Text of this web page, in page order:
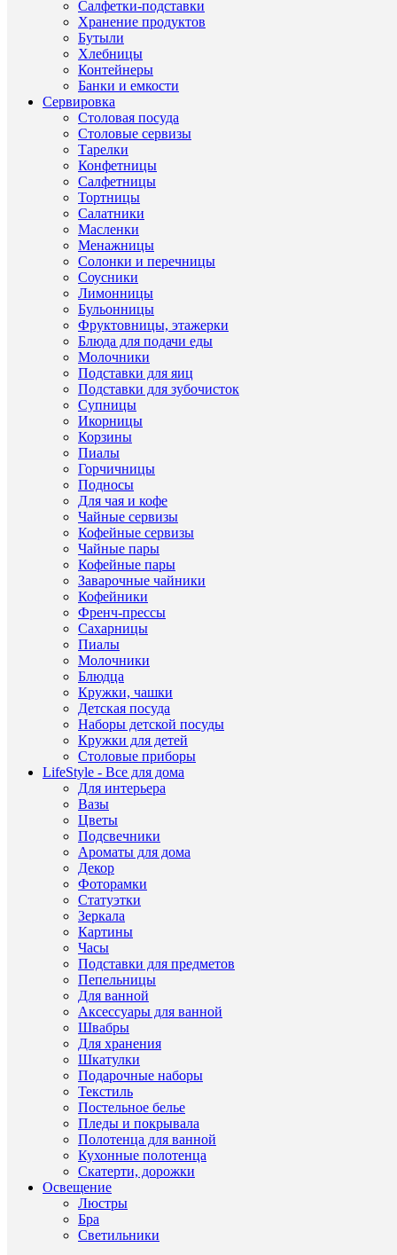
Салфетки-подставки
Хранение продуктов
Бутыли
Хлебницы
Контейнеры
Банки и емкости
Сервировка
Столовая посуда
Столовые сервизы
Тарелки
Конфетницы
Салфетницы
Тортницы
Салатники
Масленки
Менажницы
Солонки и перечницы
Соусники
Лимонницы
Бульонницы
Фруктовницы, этажерки
Блюда для подачи еды
Молочники
Подставки для яиц
Подставки для зубочисток
Супницы
Икорницы
Корзины
Пиалы
Горчичницы
Подносы
Для чая и кофе
Чайные сервизы
Кофейные сервизы
Чайные пары
Кофейные пары
Заварочные чайники
Кофейники
Френч-прессы
Сахарницы
Пиалы
Молочники
Блюдца
Кружки, чашки
Детская посуда
Наборы детской посуды
Кружки для детей
Столовые приборы
LifeStyle - Все для дома
Для интерьера
Вазы
Цветы
Подсвечники
Ароматы для дома
Декор
Фоторамки
Статуэтки
Зеркала
Картины
Часы
Подставки для предметов
Пепельницы
Для ванной
Аксессуары для ванной
Швабры
Для хранения
Шкатулки
Подарочные наборы
Текстиль
Постельное белье
Пледы и покрывала
Полотенца для ванной
Кухонные полотенца
Скатерти, дорожки
Освещение
Люстры
Бра
Светильники